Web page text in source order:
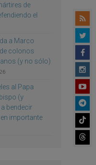
de
el
a Marco
colonos
(y no sólo)
al Papa
(y
bendecir
importante